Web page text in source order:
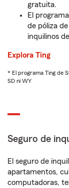
gratuita.
El
de póliza
inquilinos
Explora Ting
* El programa Ting de
SD ni WY
Seguro de
El seguro de
apartamentos,
computadoras,